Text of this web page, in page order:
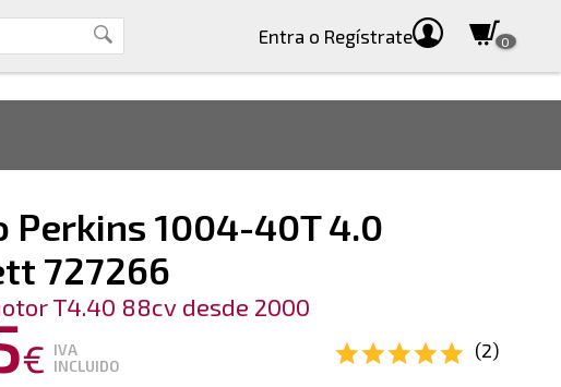
Entra o Regístrate 0
Perkins 1004-40T 4.0
727266
T4.40 88cv desde 2000
€ IVA
INCLUIDO
(2)